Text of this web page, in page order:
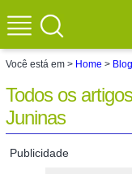
Você está em > Home > Blog
Todos os
Juninas
Publicidade